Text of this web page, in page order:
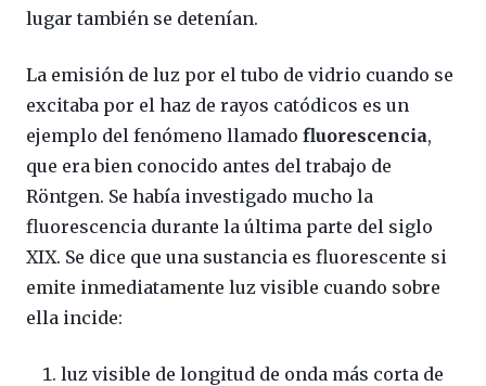
lugar también se detenían.
La emisión de luz por el tubo de vidrio cuando se
excitaba por el haz de rayos catódicos es un
ejemplo del fenómeno llamado fluorescencia,
que era bien conocido antes del trabajo de
Röntgen. Se había investigado mucho la
fluorescencia durante la última parte del siglo
XIX. Se dice que una sustancia es fluorescente si
emite inmediatamente luz visible cuando sobre
ella incide:
luz visible de longitud de onda más corta de